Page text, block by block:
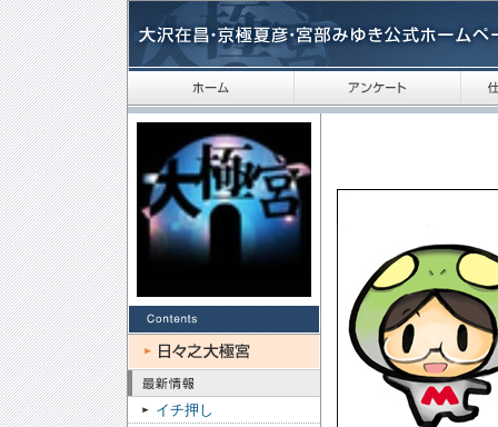
イチ押し